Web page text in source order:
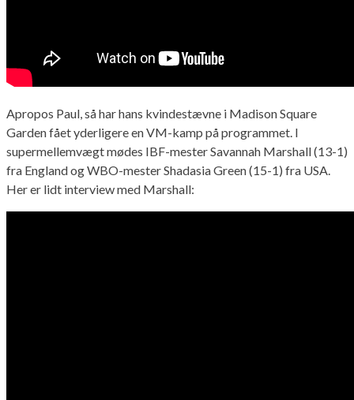
Apropos Paul, så har hans kvindestævne i Madison Square
Garden fået yderligere en VM-kamp på programmet. I
supermellemvægt mødes IBF-mester Savannah Marshall (13-1)
fra England og WBO-mester Shadasia Green (15-1) fra USA.
Her er lidt interview med Marshall: